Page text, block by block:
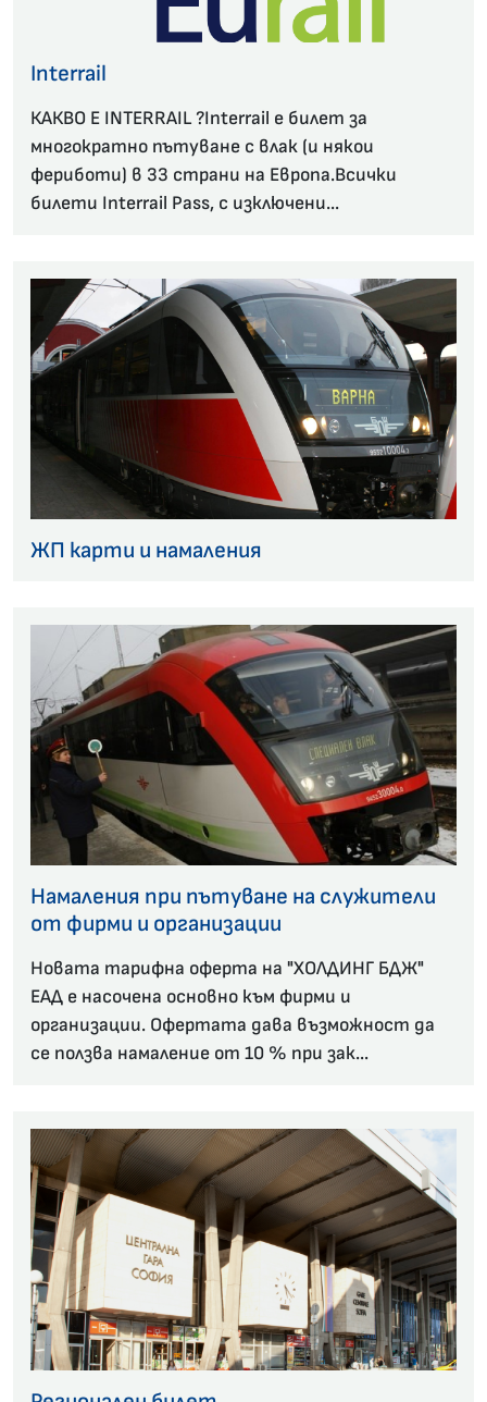
Interrail
КАКВО Е INTERRAIL ?Interrail е билет за
многократно пътуване с влак (и някои
фериботи) в 33 страни на Европа.Всички
билети Interrail Pass, с изключени...
ЖП карти и намаления
Намаления при пътуване на служители
от фирми и организации
Новата тарифна оферта на "ХОЛДИНГ БДЖ"
ЕАД е насочена основно към фирми и
организации. Офертата дава възможност да
се ползва намаление от 10 % при зак...